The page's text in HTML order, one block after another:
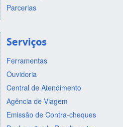
Parcerias
Serviços
Ferramentas
Ouvidoria
Central de Atendimento
Agência de Viagem
Emissão de Contra-cheques